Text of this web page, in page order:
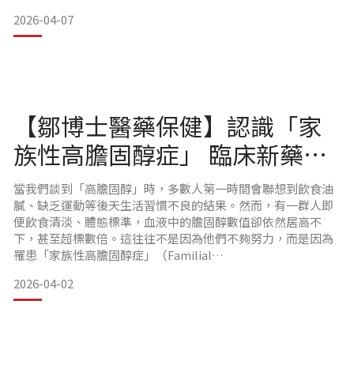
及早發現異常並介入治療。
台灣不容忽視的「國病」危機
長期以來，肝病一直被冠以台灣「國病」的稱號。根據衛福部
的統計資料，慢性肝病與肝硬化始終名列國
2026-04-07
【鄒博士醫藥保健】認識「家
族性高膽固醇症」 臨床新藥對
於極端高膽固醇帶來的突破
當我們談到「高膽固醇」時，多數人第一時間會聯想到飲食油
膩、缺乏運動等後天生活習慣不良的結果。然而，有一群人即
便飲食清淡、體態標準，血液中的膽固醇數值卻依然居高不
下，甚至超標數倍。這往往不是因為他們不夠努力，而是因為
罹患「家族性高膽固醇症」（Familial
疾病，因為基因的先天缺陷，導致身體無法有效清除血液中的
膽固醇。
2026-04-02